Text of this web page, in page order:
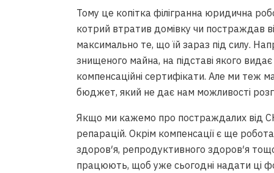
Тому це копітка філігранна юридична
котрий втратив домівку чи
максимально те, що їй зараз під силу.
знищеного майна, на підставі якого
компенсаційні сертифікати. Але ми теж
бюджет, який не дає нам можливості
Якщо ми кажемо про постраждалих від
репарацій. Окрім компенсації є ще
здоров′я, репродуктивного здоров′я
працюють, щоб уже сьогодні надати ці